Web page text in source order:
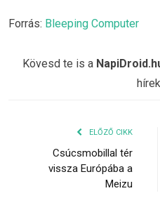
Forrás: Bleeping Computer
Kövesd te is a
ELŐZŐ CIKK
Csúcsmobillal tér
vissza Európába a
Meizu